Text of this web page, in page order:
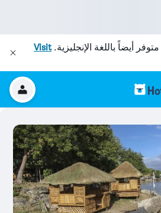
متوفر أيضاً باللغة الإنجليزية.Visit